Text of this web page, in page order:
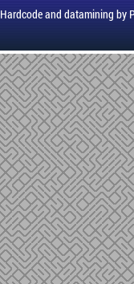
Hardcode and datamining by